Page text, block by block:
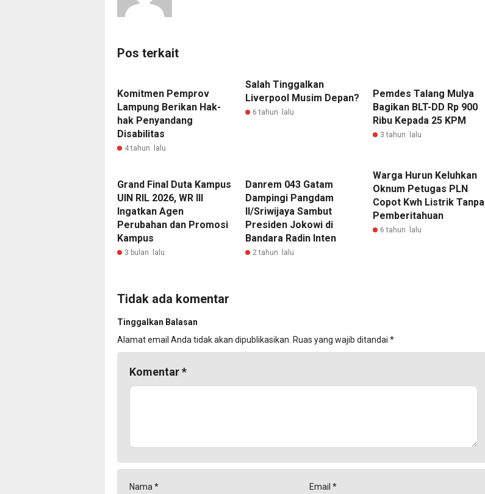
Pos terkait
Komitmen Pemprov
Lampung Berikan Hak-
hak Penyandang
Disabilitas
4 tahun lalu
Salah Tinggalkan
Liverpool Musim Depan?
6 tahun lalu
Pemdes Talang Mulya
Bagikan BLT-DD Rp 900
Ribu Kepada 25 KPM
3 tahun lalu
Grand Final Duta Kampus
UIN RIL 2026, WR III
Ingatkan Agen
Perubahan dan Promosi
Kampus
3 bulan lalu
Danrem 043 Gatam
Dampingi Pangdam
II/Sriwijaya Sambut
Presiden Jokowi di
Bandara Radin Inten
2 tahun lalu
Warga Hurun Keluhkan
Oknum Petugas PLN
Copot Kwh Listrik Tanpa
Pemberitahuan
6 tahun lalu
Tidak ada komentar
Tinggalkan Balasan
Alamat email Anda tidak akan dipublikasikan. Ruas yang wajib ditandai *
Komentar*
Nama * Email *